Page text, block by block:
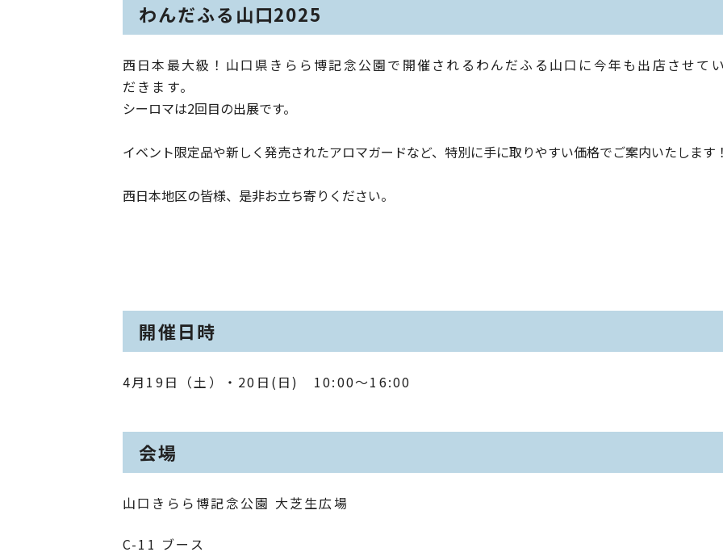
わんだふる山口2025
西日本最大級！山口県きらら博記念公園で開催されるわんだふる山口に今年も出店させて
だきます。
シーロマは2回目の出展です。
イベント限定品や新しく発売されたアロマガードなど、特別に手に取りやすい価格でご案内いたします
西日本地区の皆様、是非お立ち寄りください。
開催日時
4月19日（土）・20日(日) 10:00〜16:00
会場
山口きらら博記念公園 大芝生広場
C-11 ブース